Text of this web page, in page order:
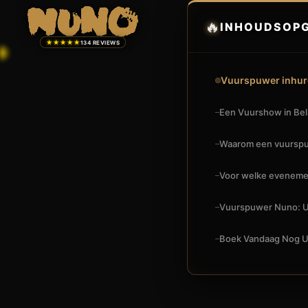
★★★★★134 REVIEWS
🔥
Vuurspuwer
Een Vuurshow in
Waarom een
Voor welke
Vuurspuwer Nuno:
Boek Vandaag Nog